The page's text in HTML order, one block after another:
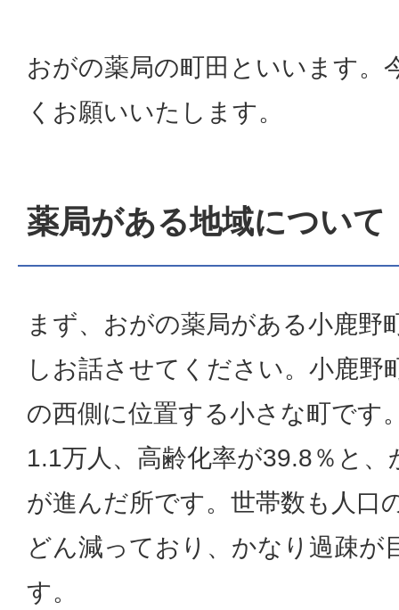
おがの薬局の町田といいます。
くお願いいたします。
薬局がある地域について
まず、おがの薬局がある小鹿野
しお話させてください。小鹿野
の西側に位置する小さな町です
1.1万人、高齢化率が39.8％と、
が進んだ所です。世帯数も人口
どん減っており、かなり過疎が
す。